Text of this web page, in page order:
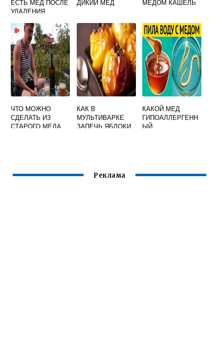
ЕСТЬ МЕД ПОСЛЕ
УДАЛЕНИЯ
ПУЗЫРЯ
ДИКИЙ МЕД
МЕДОМ КАШЕЛЬ
ЧТО МОЖНО
СДЕЛАТЬ ИЗ
СТАРОГО МЕДА
КАК В
МУЛЬТИВАРКЕ
ЗАПЕЧЬ ЯБЛОКИ
КАКОЙ МЕД
ГИПОАЛЛЕРГЕНН
ЫЙ
Реклама